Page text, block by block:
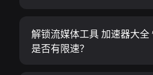
解锁流媒体工具 加速器大
是否有限速？